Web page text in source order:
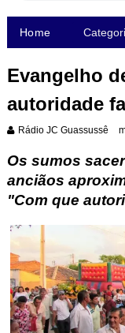
Home
Evangelho
autoridade
Rádio JC Guassussê
Os sumos
anciãos
"Com que